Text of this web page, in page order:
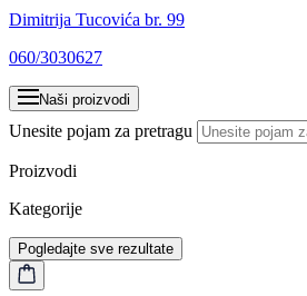
Dimitrija Tucovića br. 99
060/3030627
Naši proizvodi
Unesite pojam za pretragu
Proizvodi
Kategorije
Pogledajte sve rezultate